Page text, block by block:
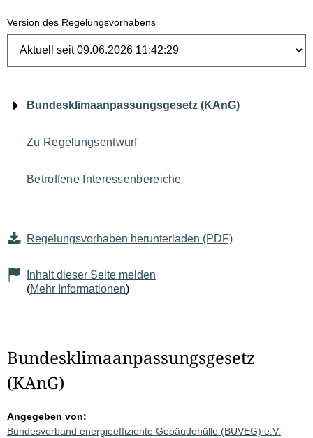
Version des Regelungsvorhabens
Navigation
für
den
Seiteninhalt
Bundesklimaanpassungsgesetz (KAnG)
Zu Regelungsentwurf
Betroffene Interessenbereiche
Regelungsvorhaben herunterladen (PDF)
Inhalt dieser Seite melden
(Mehr Informationen)
Bundesklimaanpassungsgesetz
(KAnG)
Angegeben von:
Bundesverband energieeffiziente Gebäudehülle (BUVEG) e.V.